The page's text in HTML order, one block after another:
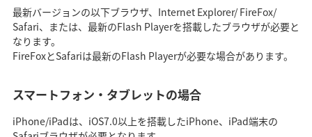
最新バージョンの以下ブラウザ、Internet Explorer/ FireFox/
Safari、または、最新のFlash Playerを搭載したブラウザが必要と
なります。
FireFoxとSafariは最新のFlash Playerが必要な場合があります。
スマートフォン・タブレットの場合
iPhone/iPadは、iOS7.0以上を搭載したiPhone、iPad端末の